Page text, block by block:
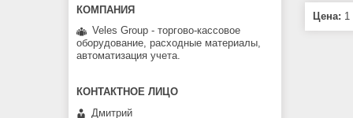
Цена: 1
Veles Group - торгово-кассовое
оборудование, расходные материалы,
автоматизация учета.
Дмитрий